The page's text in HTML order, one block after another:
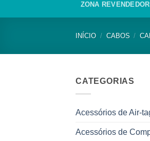
ZONA
INÍCIO / CABOS /
CATEGORIAS
Acessórios de Air-
Acessórios de